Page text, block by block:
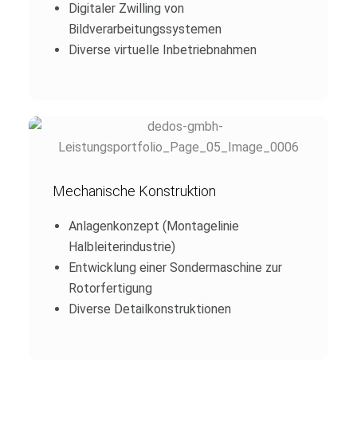
Digitaler Zwilling von
Bildverarbeitungssystemen
Diverse virtuelle Inbetriebnahmen
Mechanische Konstruktion
Anlagenkonzept (Montagelinie
Halbleiterindustrie)
Entwicklung einer Sondermaschine zur
Rotorfertigung
Diverse Detailkonstruktionen